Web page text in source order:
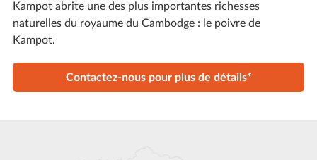
Kampot abrite une des plus importantes richesses
naturelles du royaume du Cambodge : le poivre de
Kampot.
Contactez-nous pour plus de détails*